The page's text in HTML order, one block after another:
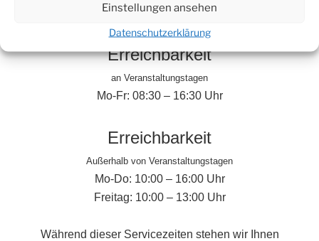
Einstellungen ansehen
Datenschutzerklärung
Erreichbarkeit
an Veranstaltungstagen
Mo-Fr: 08:30 – 16:30 Uhr
Erreichbarkeit
Außerhalb von Veranstaltungstagen
Mo-Do: 10:00 – 16:00 Uhr
Freitag: 10:00 – 13:00 Uhr
Während dieser Servicezeiten stehen wir Ihnen